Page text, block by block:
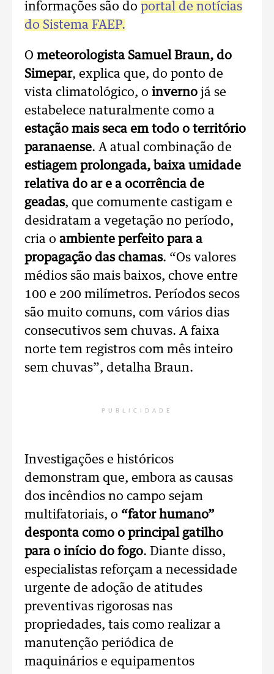
informações são do portal de notícias
do Sistema FAEP.
O meteorologista Samuel Braun, do
Simepar, explica que, do ponto de
vista climatológico, o inverno já se
estabelece naturalmente como a
estação mais seca em todo o território
paranaense. A atual combinação de
estiagem prolongada, baixa umidade
relativa do ar e a ocorrência de
geadas, que comumente castigam e
desidratam a vegetação no período,
cria o ambiente perfeito para a
propagação das chamas. “Os valores
médios são mais baixos, chove entre
100 e 200 milímetros. Períodos secos
são muito comuns, com vários dias
consecutivos sem chuvas. A faixa
norte tem registros com mês inteiro
sem chuvas”, detalha Braun.
PUBLICIDADE
Investigações e históricos
demonstram que, embora as causas
dos incêndios no campo sejam
multifatoriais, o “fator humano”
desponta como o principal gatilho
para o início do fogo. Diante disso,
especialistas reforçam a necessidade
urgente de adoção de atitudes
preventivas rigorosas nas
propriedades, tais como realizar a
manutenção periódica de
maquinários e equipamentos